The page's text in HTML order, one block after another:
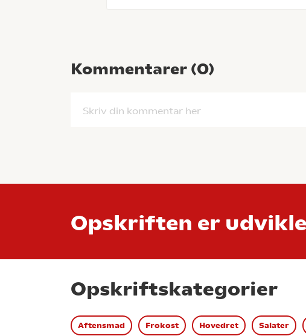
Kommentarer (0)
Skriv din kommentar her
Opskriften er
Opskriftskategorier
Aftensmad Frokost Hovedret Salater